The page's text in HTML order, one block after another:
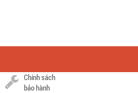
Chính sách
bảo hành